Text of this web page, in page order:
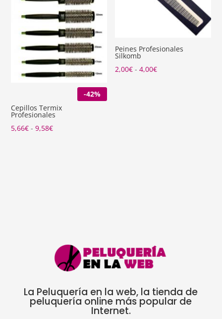
-42%
Cepillos Termix
Profesionales
5,66€ - 9,58€Rango
Peines Profesionales
Silkomb
2,00€ - 4,00€Rango
La Peluquería en la web, la tienda de
peluquería online más popular de
Internet.